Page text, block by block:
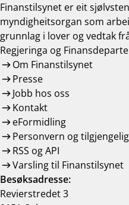
Finanstilsynet er eit
myndigheitsorgan som
grunnlag i lover og vedtak
Regjeringa og
Om Finanstilsynet
Presse
Jobb hos oss
Kontakt
eFormidling
Personvern og
RSS og API
Varsling til Finanstilsynet
Besøksadresse:
Revierstredet 3